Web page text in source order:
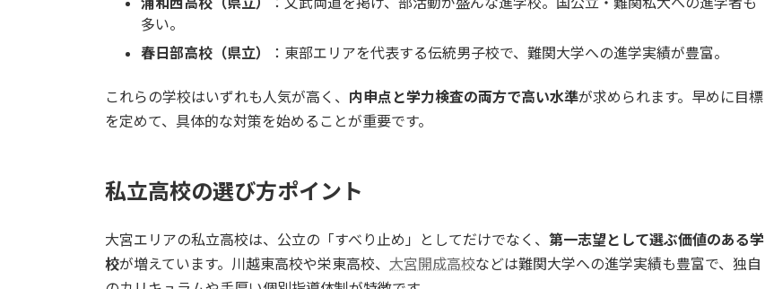
多い。
春日部高校（県立）
：東部エリアを代表する伝統男子校で、難関大学への進学実績が豊富。
これらの学校はいずれも人気が高く、 内申点と学力検査の両方で高い水準が求められます。早めに目標
を定めて、具体的な対策を始めることが重要です。
私立高校の選び方ポイント
大宮エリアの私立高校は、公立の「すべり止め」としてだけでなく、 第一志望として選ぶ価値のある学
校が増えています。川越東高校や栄東高校、 大宮開成高校などは難関大学への進学実績も豊富で、独自